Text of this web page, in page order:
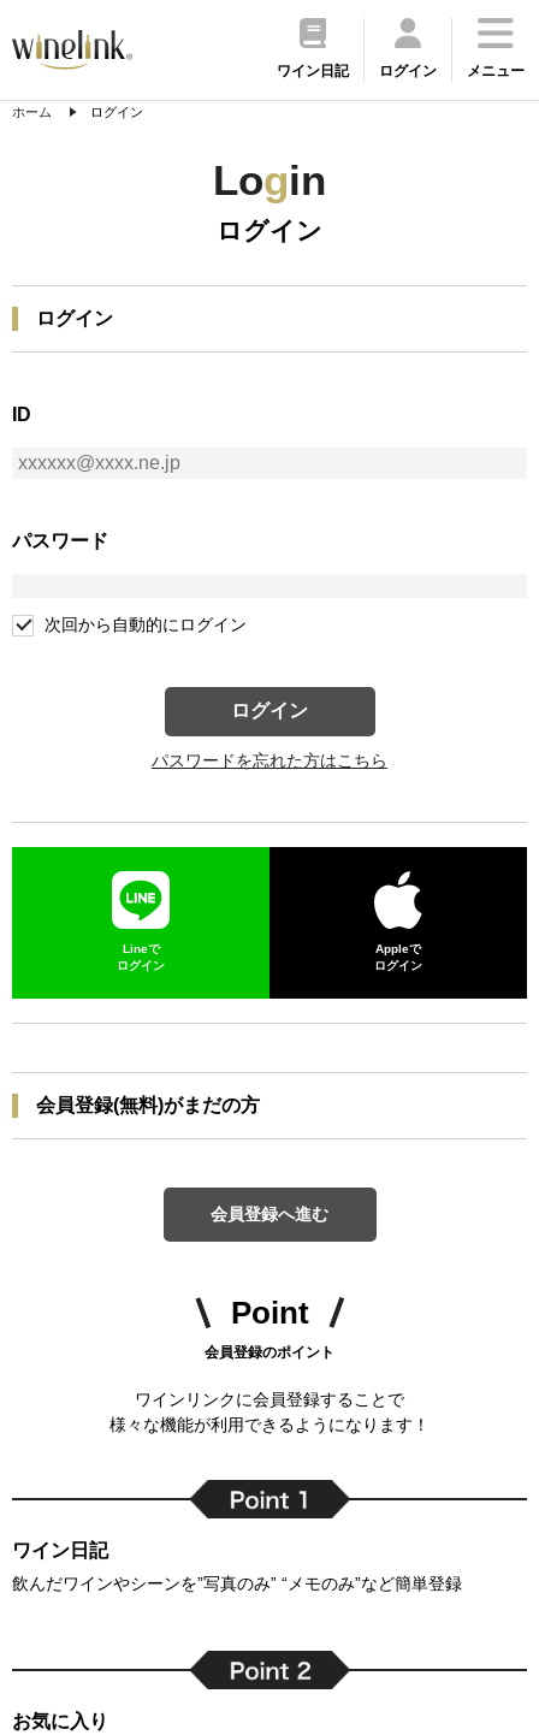
ワイン日記 ログイン メニュー
ホーム ログイン
Login
ログイン
ログイン
ID
パスワード
次回から自動的にログイン
ログイン
パスワードを忘れた方はこちら
Lineで
ログイン
Appleで
ログイン
会員登録(無料)がまだの方
会員登録へ進む
Point
会員登録のポイント
ワインリンクに会員登録することで
様々な機能が利用できるようになります！
ワイン日記
飲んだワインやシーンを”写真のみ” “メモのみ”など簡単登録
お気に入り